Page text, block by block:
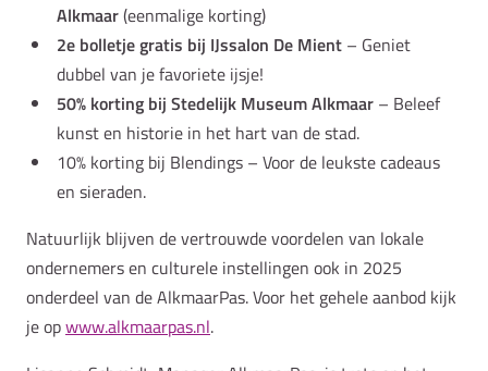
Alkmaar(eenmalige korting)
2e bolletje gratis bij IJssalon De Mient – Geniet
dubbel van je favoriete ijsje!
50% korting bij Stedelijk Museum Alkmaar – Beleef
kunst en historie in het hart van de stad.
10% korting bij Blendings – Voor de leukste cadeaus
en sieraden.
Natuurlijk blijven de vertrouwde voordelen van lokale
ondernemers en culturele instellingen ook in 2025
onderdeel van de AlkmaarPas. Voor het gehele aanbod kijk
je opwww.alkmaarpas.nl.